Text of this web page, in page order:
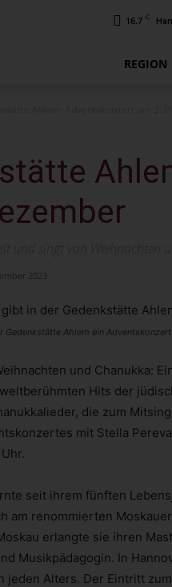
16.7 C
REGION
2023
Gedenkstätte Ahlem ein
und Chanukka:
Hits der
die zum
mit Stella
seit ihrem fünften
am renommierten
erlangte sie ihren
Musikpädagogin. In
jeden Alters. Der Eintritt